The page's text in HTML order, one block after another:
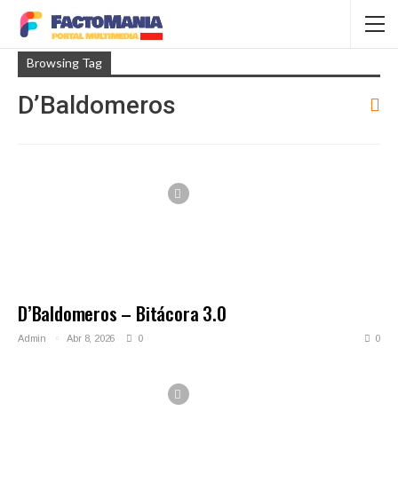
Browsing Tag
D’Baldomeros
D’Baldomeros – Bitácora 3.0
Admin Abr 8, 2026 0 0